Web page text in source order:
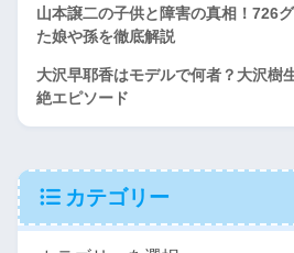
山本譲二の子供と障害の真相！726
た娘や孫を徹底解説
大沢早耶香はモデルで何者？大沢樹
絶エピソード
カテゴリー